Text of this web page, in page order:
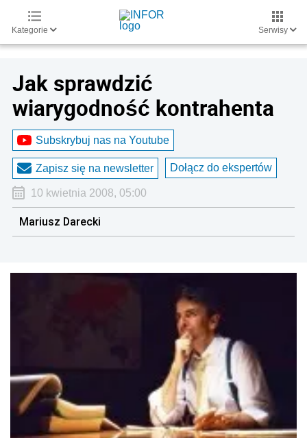
Kategorie Serwisy
Jak sprawdzić
wiarygodność kontrahenta
Subskrybuj nas na Youtube
Zapisz się na newsletter Dołącz do ekspertów
10 kwietnia 2008, 05:00
Mariusz Darecki